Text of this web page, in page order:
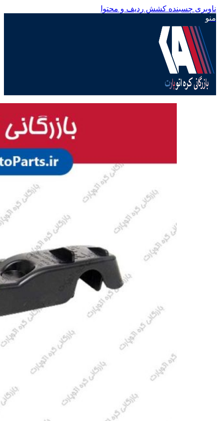
ناوبری چسبنده کشش ردیف و محتوا
منو